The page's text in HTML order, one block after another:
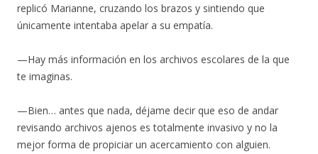
replicó Marianne, cruzando los brazos y sintiendo que
únicamente intentaba apelar a su empatía.
—Hay más información en los archivos escolares de la que
te imaginas.
—Bien… antes que nada, déjame decir que eso de andar
revisando archivos ajenos es totalmente invasivo y no la
mejor forma de propiciar un acercamiento con alguien.